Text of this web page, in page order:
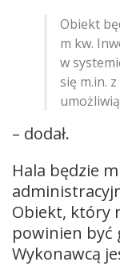
Obiekt
m kw.
w
się m.in.
– dodał.
Hala będzie
Obiekt, który
powinien być
Wykonawcą